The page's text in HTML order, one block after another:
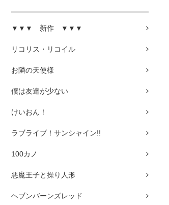
▼▼▼ 新作 ▼▼▼
リコリス・リコイル
お隣の天使様
僕は友達が少ない
けいおん！
ラブライブ！サンシャイン!!
100カノ
悪魔王子と操り人形
ヘブンバーンズレッド